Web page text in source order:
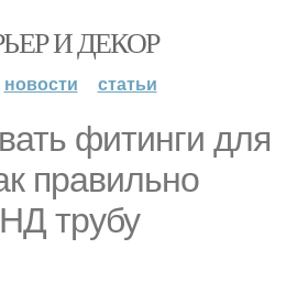
И ДЕКОР
новости статьи
фитинги для
правильно
трубу